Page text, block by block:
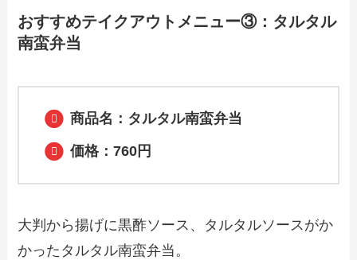
おすすめテイクアウトメニュー③：タルタル
南蛮弁当
商品名：タルタル南蛮弁当
価格：760円
大判から揚げに黒酢ソース、タルタルソースがか
かったタルタル南蛮弁当。